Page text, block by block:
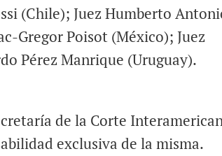
(Chile); Juez Humberto
Gregor Poisot (México); Juez
Pérez Manrique (Uruguay).
de la Corte
exclusiva de la misma.